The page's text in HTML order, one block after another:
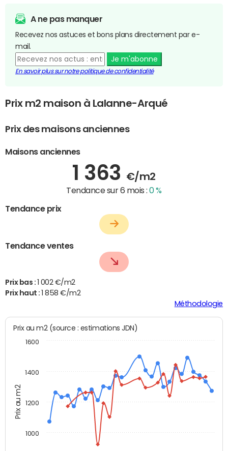
A ne pas manquer
Recevez nos astuces et bons plans directement par e-
mail.
Je m'abonne
En savoir plus sur notre politique de confidentialité
Prix m2 maison à Lalanne-Arqué
Prix des maisons anciennes
Maisons anciennes
1 363 €/m2
Tendance sur 6 mois :0 %
Tendance prix
Tendance ventes
Prix bas :
1 002 €/m2
Prix haut :
1 858 €/m2
Méthodologie
Prix au m2
Prix au m2 (source : estimations JDN)
1000
1200
1400
1600